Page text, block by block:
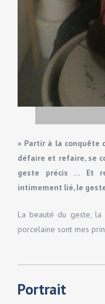
« Partir à la conquête
défaire et refaire, se
geste précis … Et
intimement lié, le
La beauté du geste,
porcelaine sont mes
Portrait